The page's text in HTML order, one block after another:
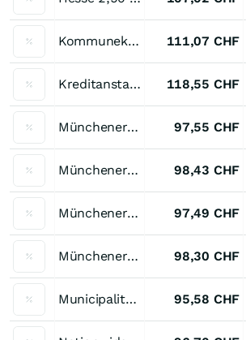
Kommunekredit 2,875 % bis 10/31 111,07 CHF
Kreditanstalt für Wiederaufbau Staatsnahe Anleihen 2,75 % bis 02/37 118,55 CHF
Münchener Hypothekenbank Pfandbrief 0,20 % bis 06/31 97,55 CHF
Münchener Hypothekenbank Pfandbrief 0,25 % bis 05/30 98,43 CHF
Münchener Hypothekenbank Pfandbrief 0,55 % bis 03/34 97,49 CHF
Münchener Hypothekenbank Pfandbrief 0,55 % bis 11/32 98,30 CHF
Municipality Finance Staatsnahe Anleihen 0,625 % bis 08/38 95,58 CHF